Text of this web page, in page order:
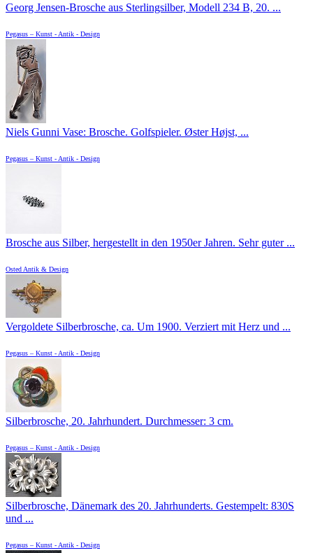
Georg Jensen-Brosche aus Sterlingsilber, Modell 234 B, 20. ...
Pegasus – Kunst - Antik - Design
Niels Gunni Vase: Brosche. Golfspieler. Øster Højst, ...
Pegasus – Kunst - Antik - Design
Brosche aus Silber, hergestellt in den 1950er Jahren. Sehr guter ...
Osted Antik & Design
Vergoldete Silberbrosche, ca. Um 1900. Verziert mit Herz und ...
Pegasus – Kunst - Antik - Design
Silberbrosche, 20. Jahrhundert. Durchmesser: 3 cm.
Pegasus – Kunst - Antik - Design
Silberbrosche, Dänemark des 20. Jahrhunderts. Gestempelt: 830S
und ...
Pegasus – Kunst - Antik - Design